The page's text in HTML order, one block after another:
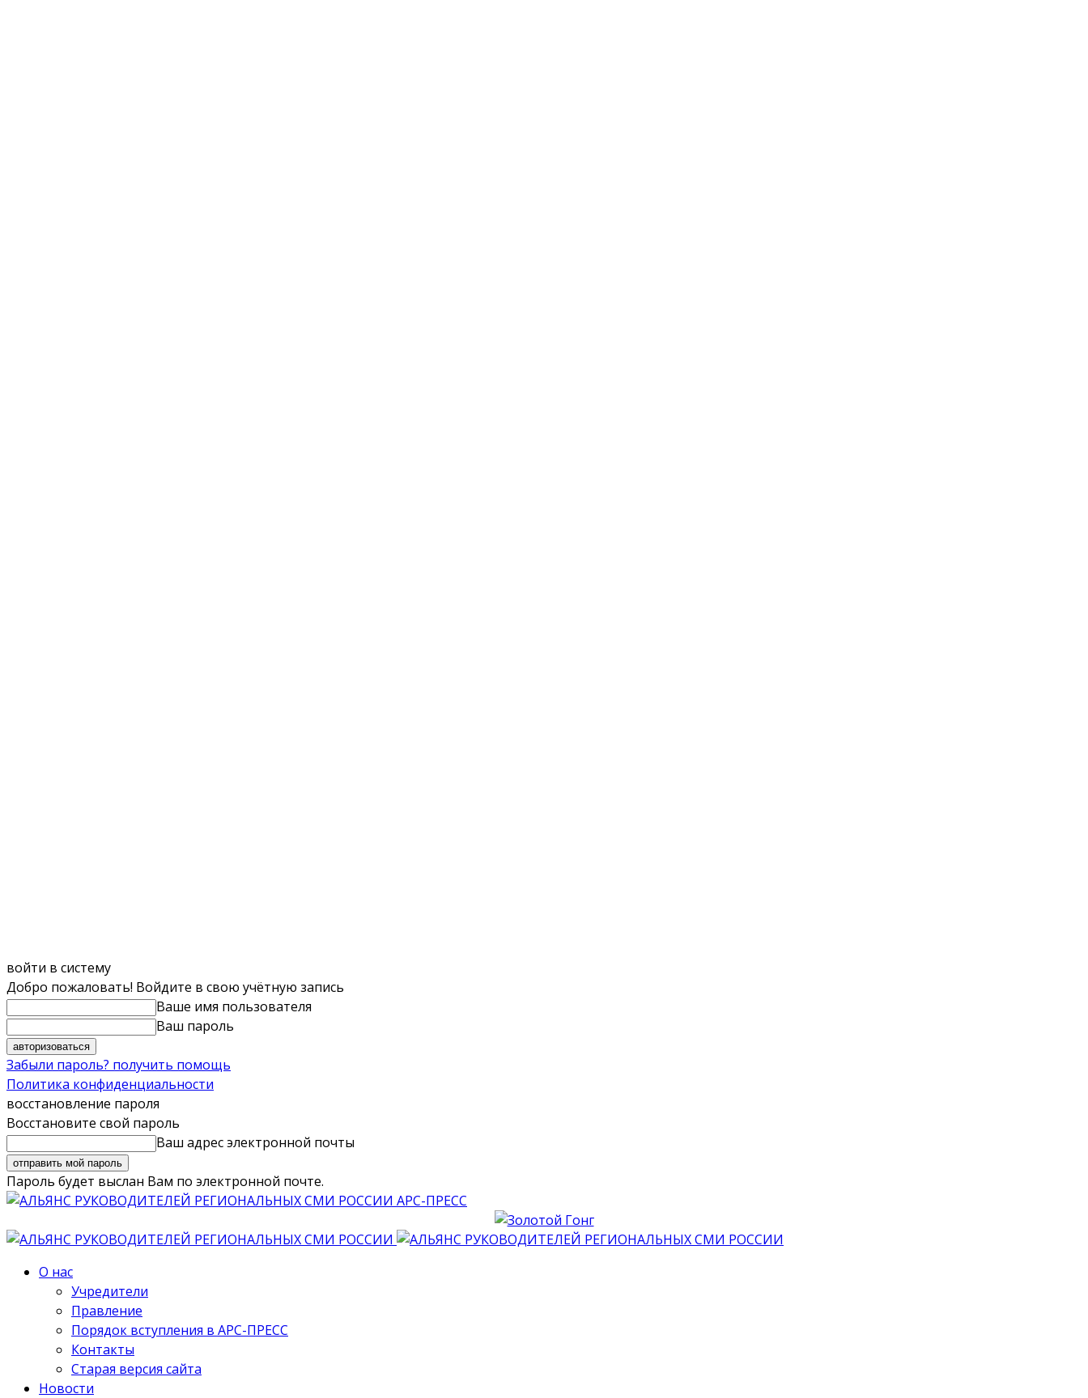
войти в систему
Добро пожаловать! Войдите в свою учётную запись
Ваше имя пользователя
Ваш пароль
Забыли пароль? получить помощь
Политика конфиденциальности
восстановление пароля
Восстановите свой пароль
Ваш адрес электронной почты
Пароль будет выслан Вам по электронной почте.
АРС-ПРЕСС
О нас
Учредители
Правление
Порядок вступления в АРС-ПРЕСС
Контакты
Старая версия сайта
Новости